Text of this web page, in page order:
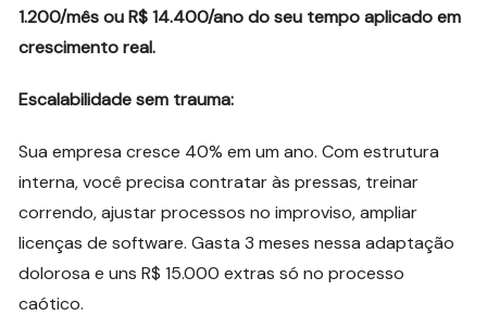
1.200/mês ou R$ 14.400/ano do seu tempo aplicado em
crescimento real.
Escalabilidade sem trauma:
Sua empresa cresce 40% em um ano. Com estrutura
interna, você precisa contratar às pressas, treinar
correndo, ajustar processos no improviso, ampliar
licenças de software. Gasta 3 meses nessa adaptação
dolorosa e uns R$ 15.000 extras só no processo
caótico.